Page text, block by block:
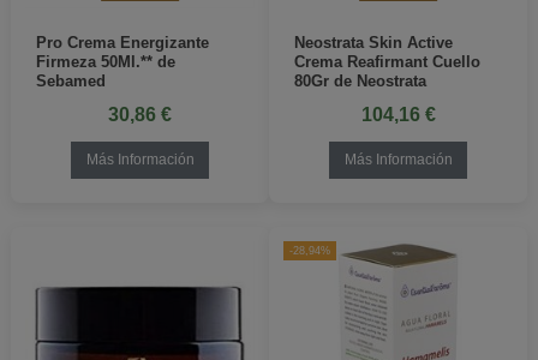
Pro Crema Energizante
Firmeza 50Ml.** de
Sebamed
30,86 €
Más Información
Neostrata Skin Active
Crema Reafirmant Cuello
80Gr de Neostrata
104,16 €
Más Información
-28,94%